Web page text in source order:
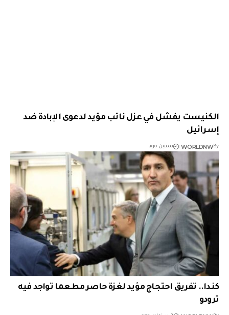
الكنيست يفشل في عزل نائب مؤيد لدعوى الإبادة ضد
إسرائيل
By
WORLDNW سنتين ago
كندا.. تفريق احتجاج مؤيد لغزة حاصر مطعما تواجد فيه
ترودو